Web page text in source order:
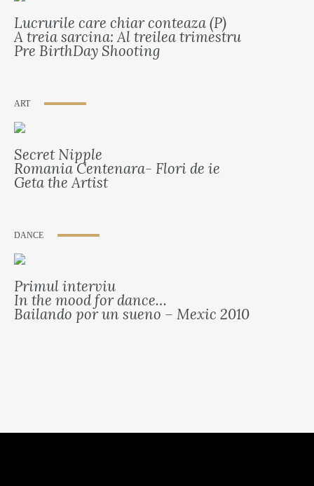
Lucrurile care chiar conteaza (P)
A treia sarcina: Al treilea trimestru
Pre BirthDay Shooting
ART
Secret Nipple
Romania Centenara- Flori de ie
Geta the Artist
DANCE
Primul interviu
In the mood for dance…
Bailando por un sueno – Mexic 2010